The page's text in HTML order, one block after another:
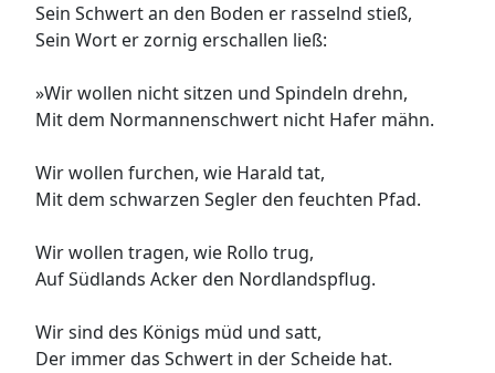
Sein Schwert an den Boden er rasselnd stieß,
Sein Wort er zornig erschallen ließ:
»Wir wollen nicht sitzen und Spindeln drehn,
Mit dem Normannenschwert nicht Hafer mähn.
Wir wollen furchen, wie Harald tat,
Mit dem schwarzen Segler den feuchten Pfad.
Wir wollen tragen, wie Rollo trug,
Auf Südlands Acker den Nordlandspflug.
Wir sind des Königs müd und satt,
Der immer das Schwert in der Scheide hat.